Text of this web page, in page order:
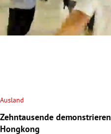
Ausland
Zehntausende
Hongkong